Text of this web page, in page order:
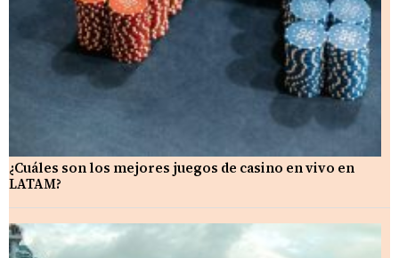
¿Cuáles son los mejores juegos de casino en vivo en
LATAM?